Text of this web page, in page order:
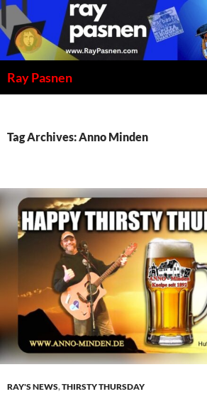
Skip
to
content
Ray Pasnen
Tag Archives: Anno Minden
RAY'S NEWS,THIRSTY THURSDAY